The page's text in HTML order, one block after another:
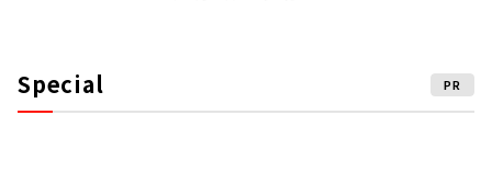
Special PR